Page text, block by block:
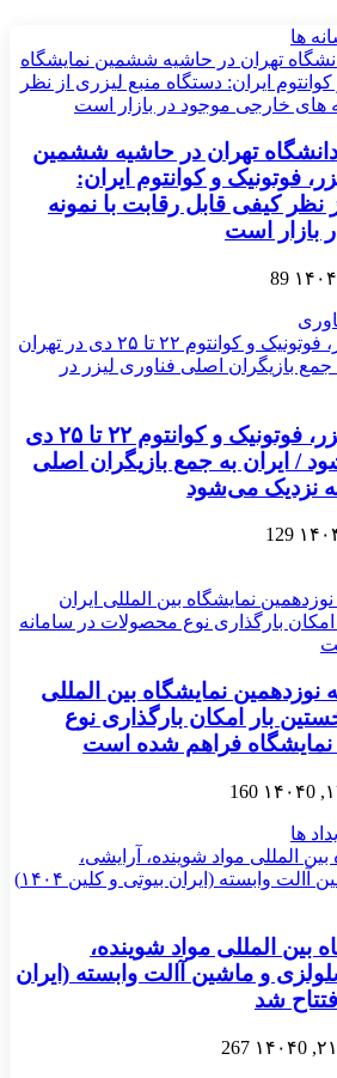
ها
تهران در حاشیه ششمین
فوتونیک و کوانتوم ایران:
نظر کیفی قابل رقابت با نمونه
بازار است
89
ششمین نمایشگاه لیزر، فوتونیک و کوانتوم ۲۲ تا ۲۵ دی
/ ایران به جمع بازیگران اصلی
نزدیک می‌شود
129
نوزدهمین نمایشگاه بین المللی
بار امکان بارگذاری نوع
فراهم شده است
0
160
ها
بین المللی مواد شوینده،
و ماشین آالت وابسته (ایران
0
267